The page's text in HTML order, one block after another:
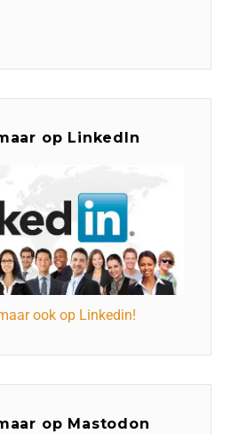
op LinkedIn
ook op Linkedin!
op Mastodon